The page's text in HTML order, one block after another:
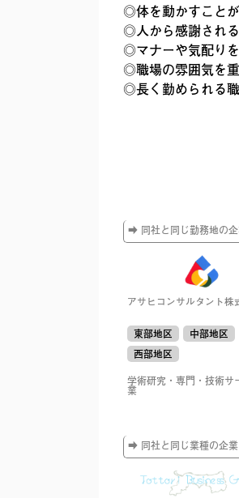
◎体を動かすこと
◎人から感謝され
◎マナーや気配り
◎職場の雰囲気を
◎長く勤められる
➡ 同社と同じ勤務地の
アサヒコンサルタント株
東部地区
中部地区
西部地区
学術研究・専門・技術サ
業
➡ 同社と同じ業種の企業